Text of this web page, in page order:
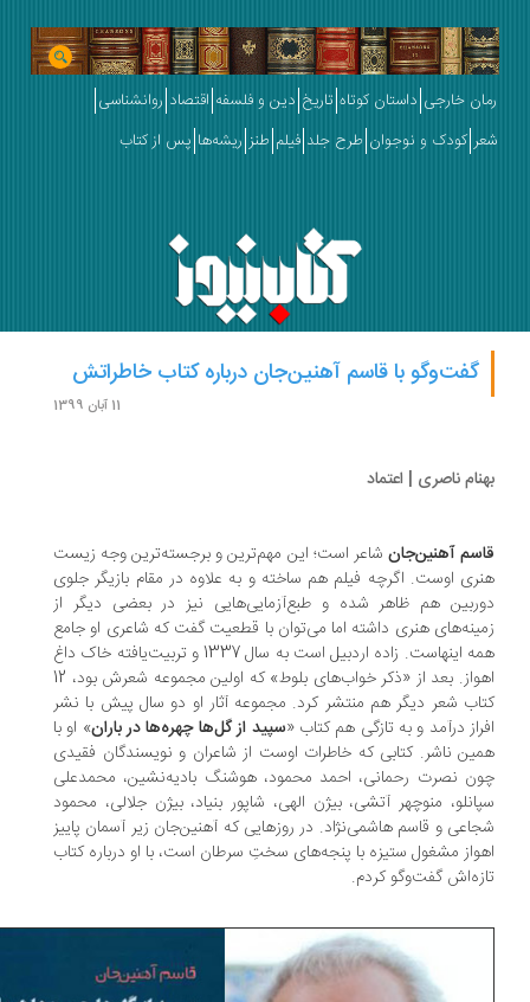
خارجی داستان کوتاه تاریخ دین و فلسفه اقتصاد روانشناسی
کودک و نوجوان طرح جلد فیلم طنز ریشه‌ها پس از کتاب
گفت‌وگو با قاسم آهنین‌جان درباره کتاب خاطراتش
ناصری | اعتماد
آهنین‌جانشاعر است؛ این مهم‌ترین و برجسته‌ترین وجه زیست
اوست. اگرچه فیلم هم ساخته و به علاوه در مقام بازیگر جلوی
دوربین هم ظاهر شده و طبع‌‎آزمایی‌هایی نیز در بعضی دیگر از
هنری داشته اما می‌توان با قطعیت گفت که شاعری او جامع
همه اینهاست.‌ زاده اردبیل است به سال 1337 و تربیت‌یافته خاک داغ
اهواز. بعد از «ذکر خواب‌های بلوط» که اولین مجموعه شعرش بود، 12
شعر دیگر هم منتشر کرد. مجموعه آثار او دو سال پیش با نشر
درآمد و به تازگی هم کتاب «سپید از گل‌ها چهره‌ها در باران» او با
ناشر. کتابی که خاطرات اوست از شاعران و نویسندگان فقیدی
نصرت رحمانی، احمد محمود، هوشنگ بادیه‌نشین، محمدعلی
منوچهر آتشی، بیژن الهی، شاپور بنیاد، بیژن جلالی، محمود
و قاسم هاشمی‌نژاد. در روزهایی که آهنین‌جان زیر آسمان پاییز
مشغول ستیزه با پنجه‌های سختِ سرطان است، با او درباره کتاب
گفت‌وگو کردم.